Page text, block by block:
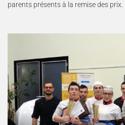
parents présents à la remise des prix.